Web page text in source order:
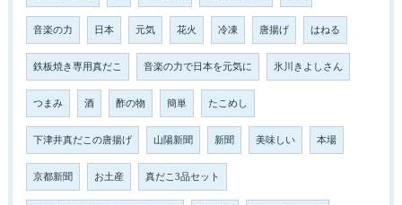
音楽の力 日本 元気 花火 冷凍 唐揚げ はねる
鉄板焼き専用真だこ 音楽の力で日本を元気に 氷川きよしさん
つまみ 酒 酢の物 簡単 たこめし
下津井真だこの唐揚げ 山陽新聞 新聞 美味しい 本場
京都新聞 お土産 真だこ3品セット